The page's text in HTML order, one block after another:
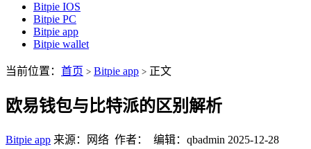
Bitpie IOS
Bitpie PC
Bitpie app
Bitpie wallet
当前位置： 首页 > Bitpie app > 正文
欧易钱包与比特派的区别解析
Bitpie app 来源：网络 作者： 编辑：qbadmin 2025-12-28